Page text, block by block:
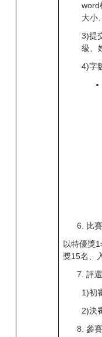
word
大小
3)提
級、
4)字
比
以特優獎1
獎15名、
評
1)初
2)決
參